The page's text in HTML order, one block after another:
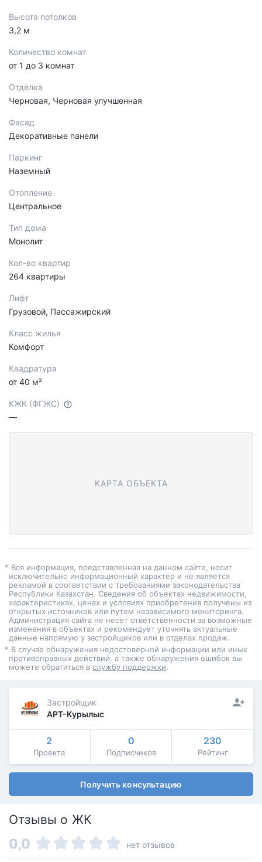
Высота потолков
3,2 м
Количество комнат
от 1 до 3 комнат
Отделка
Черновая, Черновая улучшенная
Фасад
Декоративные панели
Паркинг
Наземный
Отопление
Центральное
Тип дома
Монолит
Кол-во квартир
264 квартиры
Лифт
Грузовой, Пассажирский
Класс жилья
Комфорт
Квадратура
от 40 м²
КЖК (ФГЖС)
—
КАРТА ОБЪЕКТА
* Вся информация, представленная на данном сайте, носит
исключительно информационный характер и не является
рекламой в соответствии с требованиями законодательства
Республики Казахстан. Сведения об объектах недвижимости,
характеристиках, ценах и условиях приобретения получены из
открытых источников или путем независимого мониторинга.
Администрация сайта не несет ответственности за возможные
изменения в объектах и рекомендует уточнять актуальные
данные напрямую у застройщиков или в отделах продаж.
* В случае обнаружения недостоверной информации или иных
противоправных действий, а также обнаружения ошибок вы
можете обратиться в службу поддержки.
Застройщик
АРТ-Курылыс
2
Проекта
0
Подписчиков
230
Рейтинг
Получить консультацию
Отзывы о ЖК
0,0 нет отзывов